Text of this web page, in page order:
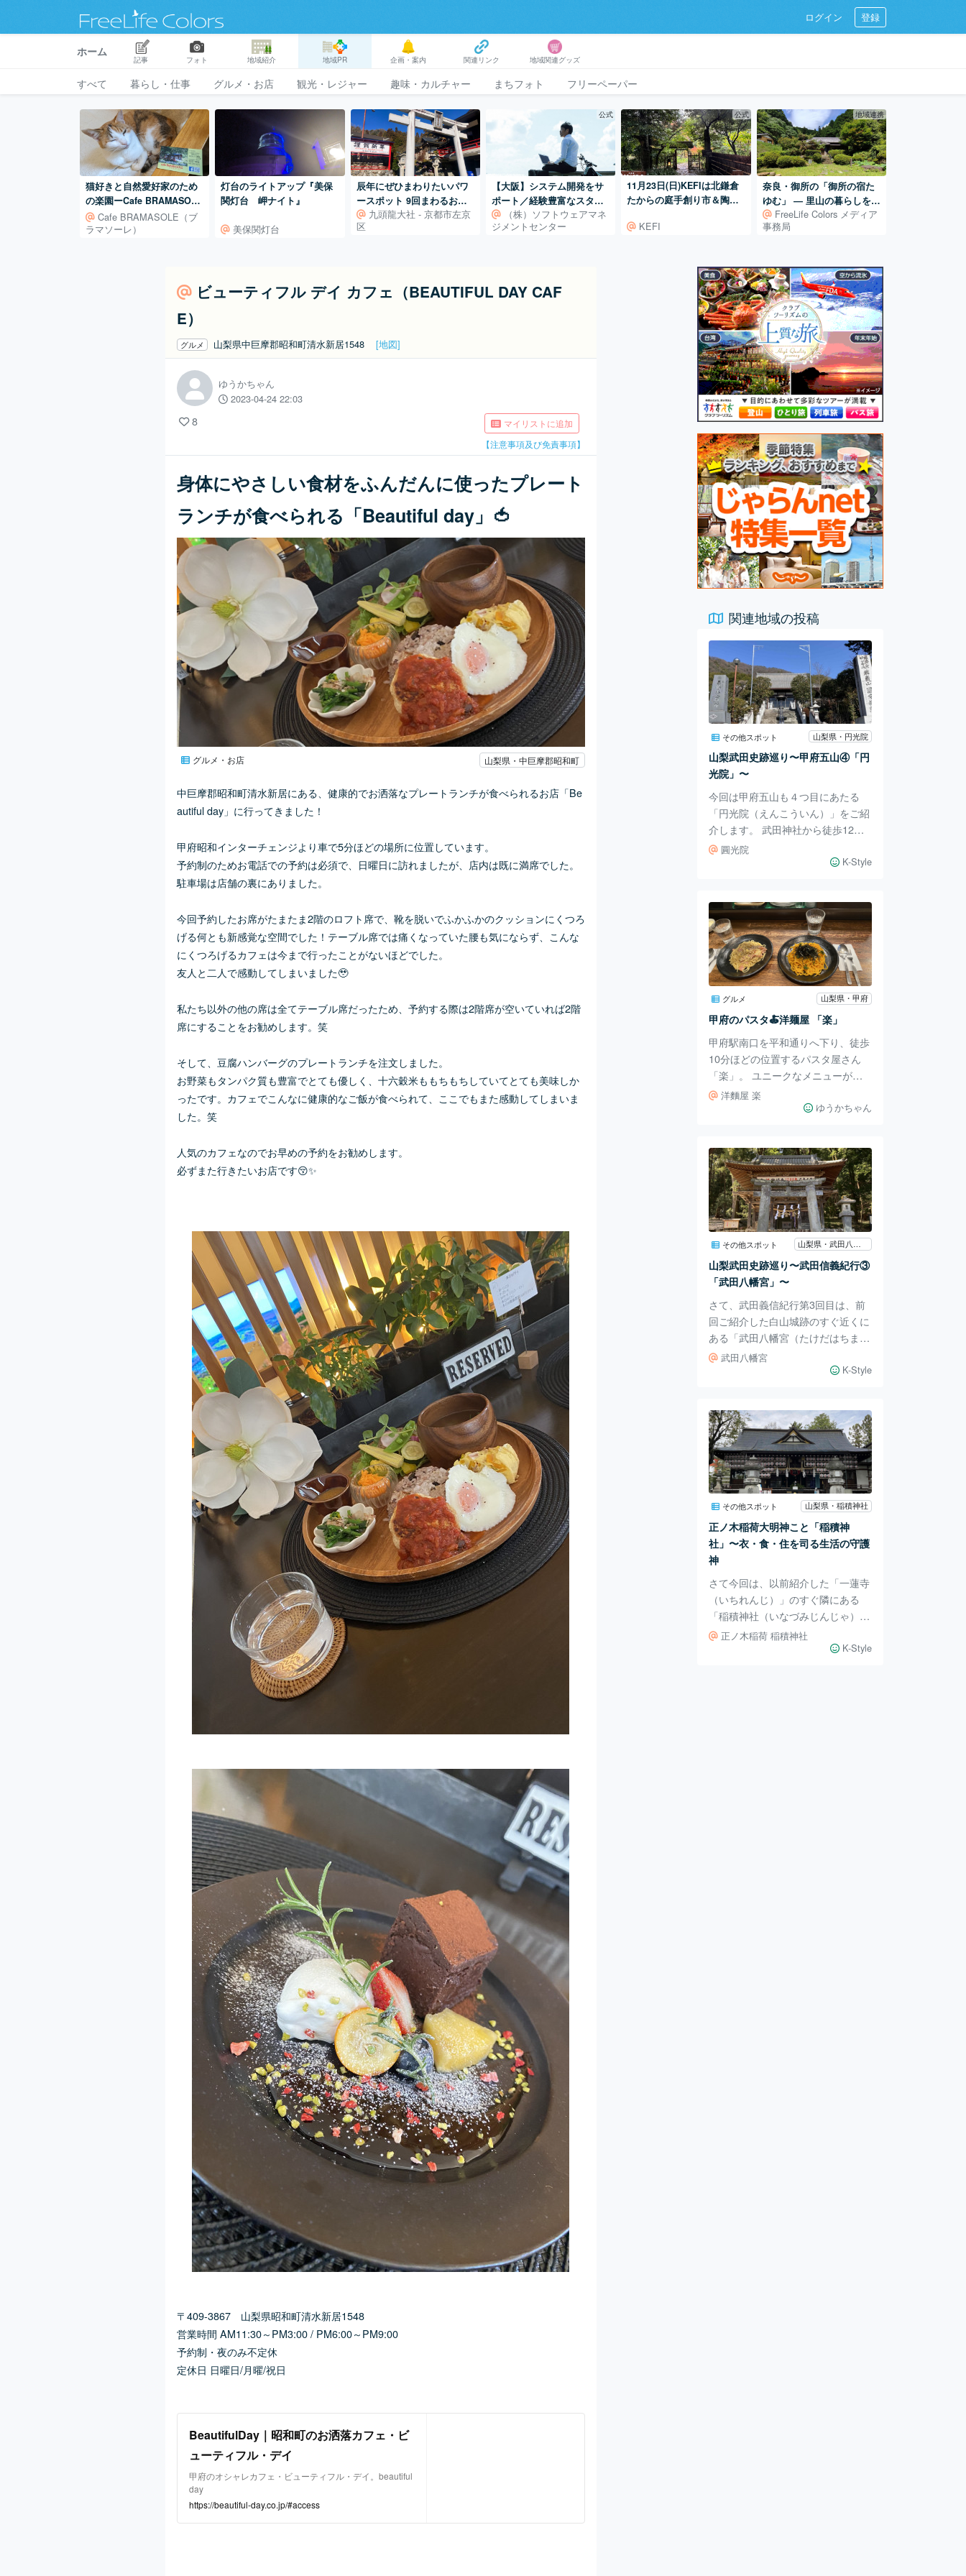
ログイン 登録
ホーム
記事 フォト 地域紹介 地域PR 企画・案内 関連リンク 地域関連グッズ
すべて 暮らし・仕事 グルメ・お店 観光・レジャー 趣味・カルチャー まちフォト フリーペーパー
猫好きと自然愛好家のため
の楽園ーCafe BRAMASOLE
（ブラマソーレ）ー
Cafe BRAMASOLE（ブ
ラマソーレ）
灯台のライトアップ『美保
関灯台 岬ナイト』
美保関灯台
辰年にぜひまわりたいパワ
ースポット 9回まわるお千
度の「九頭龍大社」
九頭龍大社 - 京都市左京
区
公式
【大阪】システム開発をサ
ポート／経験豊富なスタッ
フが対応いたします！
（株）ソフトウェアマネ
ジメントセンター
公式
11月23日(日)KEFIは北鎌倉
たからの庭手創り市＆陶器
KEFI
地域連携
奈良・御所の「御所の宿た
ゆむ」 ― 里山の暮らしを体
験する古民家宿
FreeLife Colors メディア
事務局
ビューティフル デイ カフェ（BEAUTIFUL DAY CAF
E）
グルメ 山梨県中巨摩郡昭和町清水新居1548 [地図]
ゆうかちゃん
2023-04-24 22:03
8
マイリストに追加
【注意事項及び免責事項】
身体にやさしい食材をふんだんに使ったプレート
ランチが食べられる「Beautiful day」🍅
グルメ・お店 山梨県・中巨摩郡昭和町
中巨摩郡昭和町清水新居にある、健康的でお洒落なプレートランチが食べられるお店「Be
autiful day」に行ってきました！
甲府昭和インターチェンジより車で5分ほどの場所に位置しています。
予約制のためお電話での予約は必須で、日曜日に訪れましたが、店内は既に満席でした。
駐車場は店舗の裏にありました。
今回予約したお席がたまたま2階のロフト席で、 靴を脱いでふかふかのクッションにくつろ
げる何とも新感覚な空間でした！テーブル席では痛くなっていた腰も気にならず、 こんな
にくつろげるカフェは今まで行ったことがないほどでした。
友人と二人で感動してしまいました🥹
私たち以外の他の席は全てテーブル席だったため、予約する際は2階席が空いていれば2階
席にすることをお勧めします。笑
そして、豆腐ハンバーグのプレートランチを注文しました。
お野菜もタンパク質も豊富でとても優しく、十六穀米ももちもちしていてとても美味しか
ったです。カフェでこんなに健康的なご飯が食べられて、ここでもまた感動してしまいま
した。笑
人気のカフェなのでお早めの予約をお勧めします。
必ずまた行きたいお店です😚✨
〒409-3867 山梨県昭和町清水新居1548
営業時間 AM11:30～PM3:00 / PM6:00～PM9:00
予約制・夜のみ不定休
定休日 日曜日/月曜/祝日
BeautifulDay｜昭和町のお洒落カフェ・ビ
ューティフル・デイ
甲府のオシャレカフェ・ビューティフル・デイ。beautiful
day
https://beautiful-day.co.jp/#access
関連地域の投稿
その他スポット 山梨県・円光院
山梨武田史跡巡り〜甲府五山④「円
光院」〜
今回は甲府五山も４つ目にあたる
「円光院（えんこういん）」をご紹
介します。 武田神社から徒歩12分
の岩窪（いわくぼ）町という地名の
場所にある円光院ですが、武田信虎
清光寺が前身となります。 その清
光寺を室町中期に武田信守（のぶも
り）公（※「甲府五山③ 東光寺」に
登場しました）が、父信重（のぶし
げ）の菩提寺として再興し「成就
院」と改めました。 その後、信玄
公の代になってから現在の地に移さ
れたといことです。 この「円光
院」という名称ですが、
圓光院
K-Style
グルメ 山梨県・甲府
甲府のパスタ🍝洋麺屋 「楽」
甲府駅南口を平和通りへ下り、徒歩
10分ほどの位置するパスタ屋さん
「楽」。 ユニークなメニューがた
くさんです。 私はうに・いか、友
人はカルボナーラを注文しました🦑
まり好まないタイプではあります
が、ここのうにはサラッと食べられ
ます✨ 濃厚で美味しかったです🤤
店内はお昼時でしたので満席に近い
状態でしたが、カウンター席にすぐ
ご案内していただけました。 アク
セスも良好でおすすめのパスタ屋さ
んです！ 洋麵屋 楽 〒400-0031 山
梨県甲
洋麵屋 楽
ゆうかちゃん
その他スポット
山梨武田史跡巡り〜武田信義紀行③
「武田八幡宮」〜
さて、武田義信紀行第3回目は、前
回ご紹介した白山城跡のすぐ近くに
ある「武田八幡宮（たけだはちまん
ぐう）」をご紹介します。 この武
田八幡宮は、嵯峨（さが）天皇の勅
です。 最初、822年（弘仁13年）、
大分県の「宇佐（うさ）八幡宮」を
勧請（かんじょう）し、859〜876
年（貞観年間）には京都の「石清水
（いわしみず）八幡宮」の分霊を勧
請したと言われています。 勧請と
は、神社の分身や分霊を他の地に移
して祭ることです。 そもそもこと
の発端は、
武田八幡宮
K-Style
その他スポット 山梨県・稲積神社
正ノ木稲荷大明神こと「稲積神
社」〜衣・食・住を司る生活の守護
神
さて今回は、以前紹介した「一蓮寺
（いちれんじ）」のすぐ隣にある
「稲積神社（いなづみじんじゃ）」
をご紹介します。 ここ稲積神社は
約2008年前、五穀豊穣を祈願する
正ノ木稲荷 稲積神社
K-Style